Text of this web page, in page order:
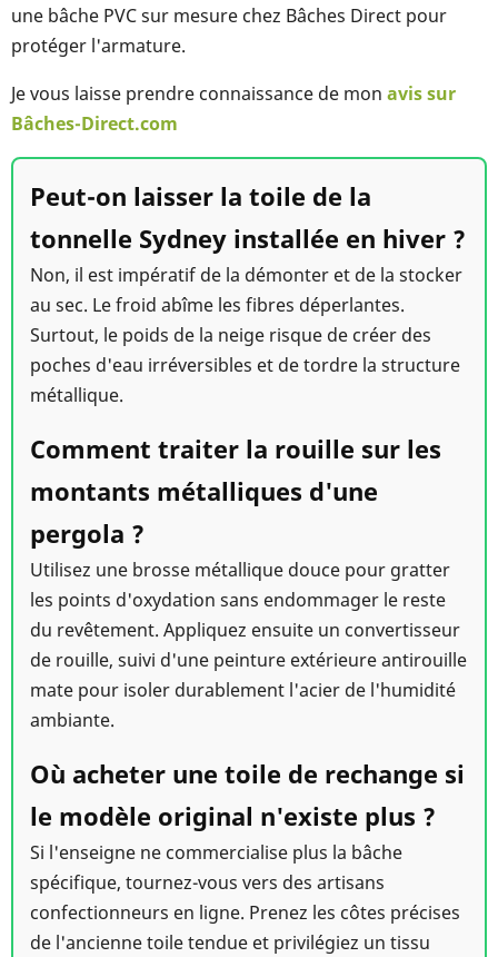
une bâche PVC sur mesure chez Bâches Direct pour
protéger l'armature.
Je vous laisse prendre connaissance de mon avis sur
Bâches-Direct.com
Peut-on laisser la toile de la
tonnelle Sydney installée en hiver ?
Non, il est impératif de la démonter et de la stocker
au sec. Le froid abîme les fibres déperlantes.
Surtout, le poids de la neige risque de créer des
poches d'eau irréversibles et de tordre la structure
métallique.
Comment traiter la rouille sur les
montants métalliques d'une
pergola ?
Utilisez une brosse métallique douce pour gratter
les points d'oxydation sans endommager le reste
du revêtement. Appliquez ensuite un convertisseur
de rouille, suivi d'une peinture extérieure antirouille
mate pour isoler durablement l'acier de l'humidité
ambiante.
Où acheter une toile de rechange si
le modèle original n'existe plus ?
Si l'enseigne ne commercialise plus la bâche
spécifique, tournez-vous vers des artisans
confectionneurs en ligne. Prenez les côtes précises
de l'ancienne toile tendue et privilégiez un tissu